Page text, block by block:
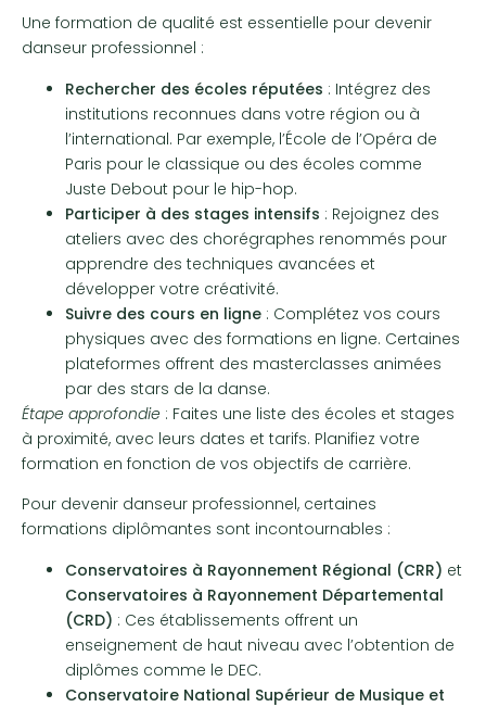
Une formation de qualité est essentielle pour devenir
danseur professionnel :
Rechercher des écoles réputées : Intégrez des
institutions reconnues dans votre région ou à
l’international. Par exemple, l’École de l’Opéra de
Paris pour le classique ou des écoles comme
Juste Debout pour le hip-hop.
Participer à des stages intensifs : Rejoignez des
ateliers avec des chorégraphes renommés pour
apprendre des techniques avancées et
développer votre créativité.
Suivre des cours en ligne : Complétez vos cours
physiques avec des formations en ligne. Certaines
plateformes offrent des masterclasses animées
par des stars de la danse.
Étape approfondie : Faites une liste des écoles et stages
à proximité, avec leurs dates et tarifs. Planifiez votre
formation en fonction de vos objectifs de carrière.
Pour devenir danseur professionnel, certaines
formations diplômantes sont incontournables :
Conservatoires à Rayonnement Régional (CRR) et
Conservatoires à Rayonnement Départemental
(CRD) : Ces établissements offrent un
enseignement de haut niveau avec l’obtention de
diplômes comme le DEC.
Conservatoire National Supérieur de Musique et